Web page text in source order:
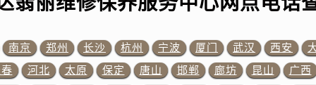
中心26层2603室售后服务中心（需提前预约）
心（需提前预约）
心（需提前预约）
南京 郑州 长沙 杭州 宁波 厦门 武汉 西安
河北 太原 保定 唐山 邯郸 廊坊 昆山
广西